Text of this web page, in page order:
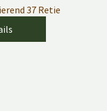
37 Retie